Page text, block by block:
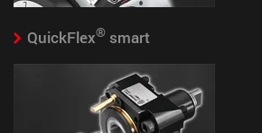
©REGO-FIX powRgrip®
The benefit for you:
seconds by pushing only one
QuickFlex®smart